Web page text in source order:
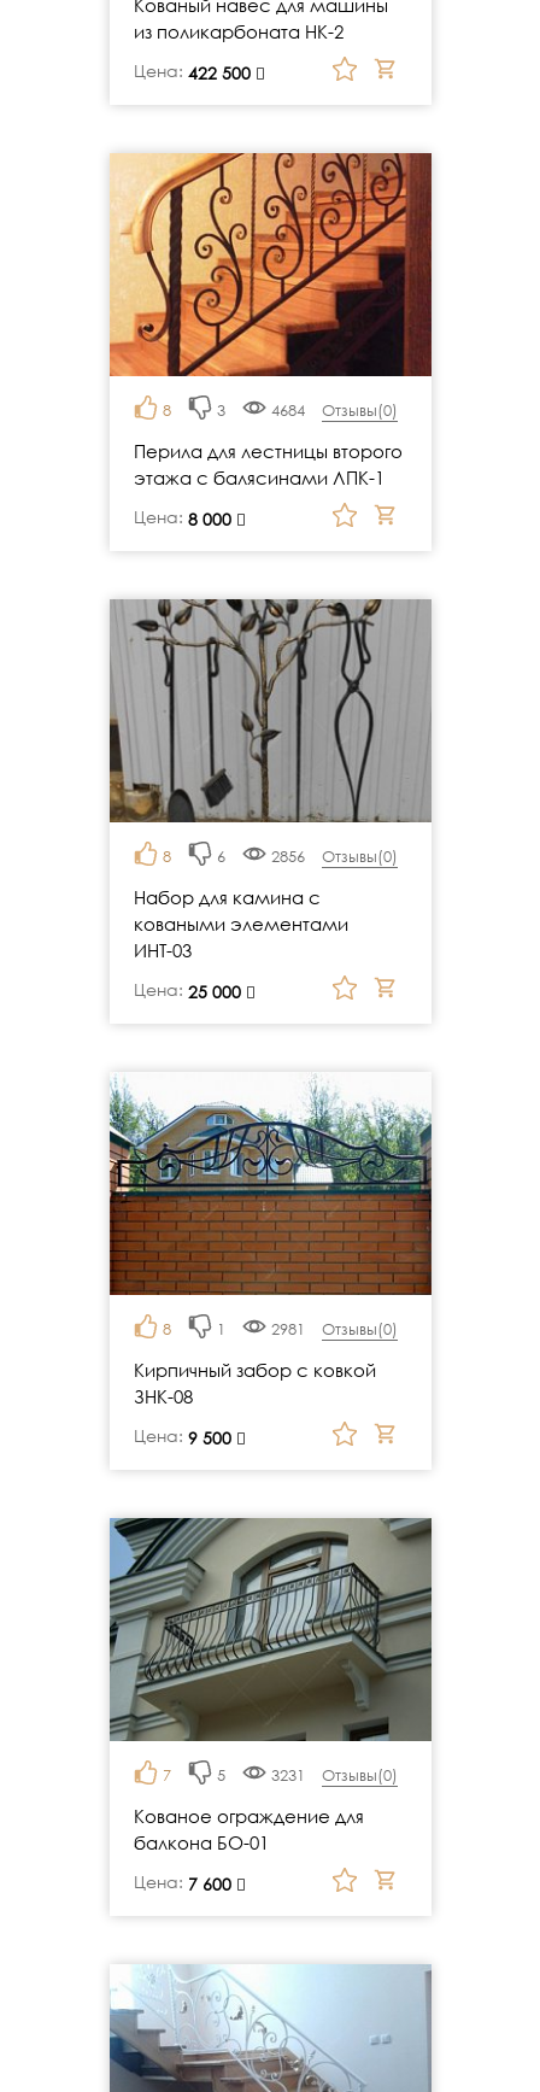
Кованый навес для машины
из поликарбоната НК-2
Цена: 422 500
руб.
8 3 4684 Отзывы(0)
Перила для лестницы второго
этажа с балясинами ЛПК-1
Цена: 8 000
руб.
8 6 2856 Отзывы(0)
Набор для камина с
коваными элементами
ИНТ-03
Цена: 25 000
руб.
8 1 2981 Отзывы(0)
Кирпичный забор с ковкой
ЗНК-08
Цена: 9 500
руб.
7 5 3231 Отзывы(0)
Кованое ограждение для
балкона БО-01
Цена: 7 600
руб.